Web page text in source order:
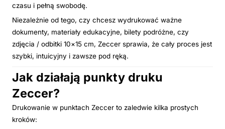
czasu i pełną swobodę.
Niezależnie od tego, czy chcesz wydrukować ważne
dokumenty, materiały edukacyjne, bilety podróżne, czy
zdjęcia / odbitki 10×15 cm, Zeccer sprawia, że cały proces jest
szybki, intuicyjny i zawsze pod ręką.
Jak działają punkty druku
Zeccer?
Drukowanie w punktach Zeccer to zaledwie kilka prostych
kroków: